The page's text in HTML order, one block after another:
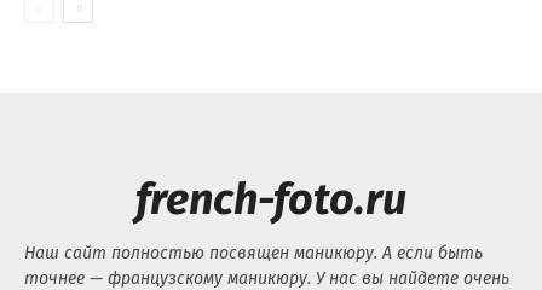
french-foto.ru
Наш сайт полностью посвящен маникюру. А если быть
точнее — французскому маникюру. У нас вы найдете очень